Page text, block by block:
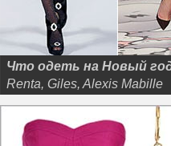
Что одеть на Новый
Renta, Giles, Alexis Mabille